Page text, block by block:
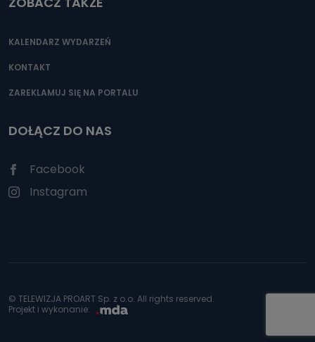
KALENDARZ WYDARZEŃ
KONTAKT
ZAREKLAMUJ SIĘ NA PORTALU
DOŁĄCZ DO NAS
Facebook
Instagram
© TELEWIZJA PROART Sp. z o.o. All rights reserved.
Projekt i wykonanie: